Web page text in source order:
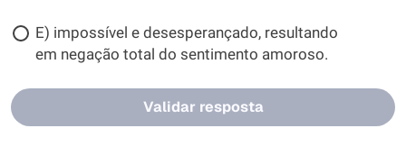
E) impossível e desesperançado, resultando
em negação total do sentimento amoroso.
Validar resposta